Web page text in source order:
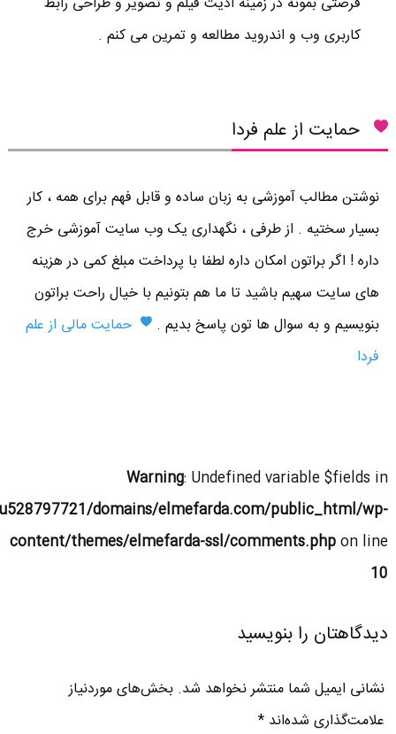
کاربری وب و اندروید مطالعه و تمرین می کنم .
حمایت از علم فردا
نوشتن مطالب آموزشی به زبان ساده و قابل فهم برای همه ، کار
بسیار سختیه . از طرفی ، نگهداری یک وب سایت آموزشی خرج
داره ! اگر براتون امکان داره لطفا با پرداخت مبلغ کمی در هزینه
های سایت سهیم باشید تا ما هم بتونیم با خیال راحت براتون
بنویسیم و به سوال ها تون پاسخ بدیم .
حمایت مالی از علم
فردا
Warning: Undefined variable $fields in
domains/elmefarda.com/public_html/wp-
content/themes/elmefarda-ssl/comments.phpon line
10
دیدگاهتان را بنویسید
نشانی ایمیل شما منتشر نخواهد شد. بخش‌های موردنیاز
علامت‌گذاری شده‌اند*